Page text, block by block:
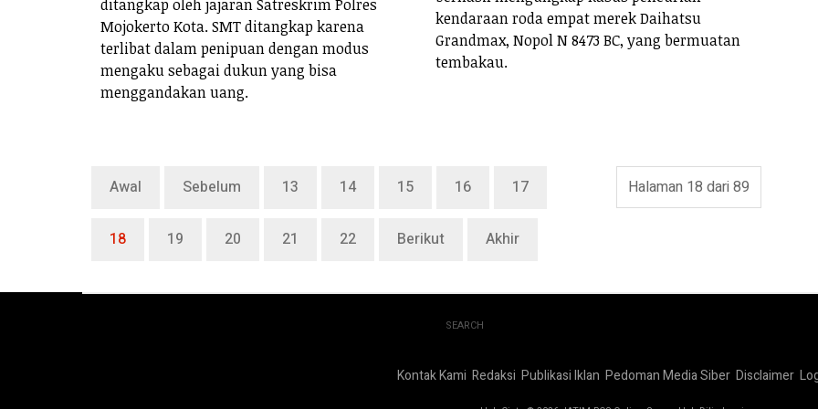
ditangkap oleh jajaran Satreskrim Polres
Mojokerto Kota. SMT ditangkap karena
terlibat dalam penipuan dengan modus
mengaku sebagai dukun yang bisa
menggandakan uang.
kendaraan roda empat merek Daihatsu
Grandmax, Nopol N 8473 BC, yang bermuatan
tembakau.
Halaman 18 dari 89
Awal Sebelum 13 14 15 16 17
18 19 20 21 22 Berikut Akhir
SEARCH
Kontak Kami Redaksi Publikasi Iklan Pedoman Media Siber Disclaimer